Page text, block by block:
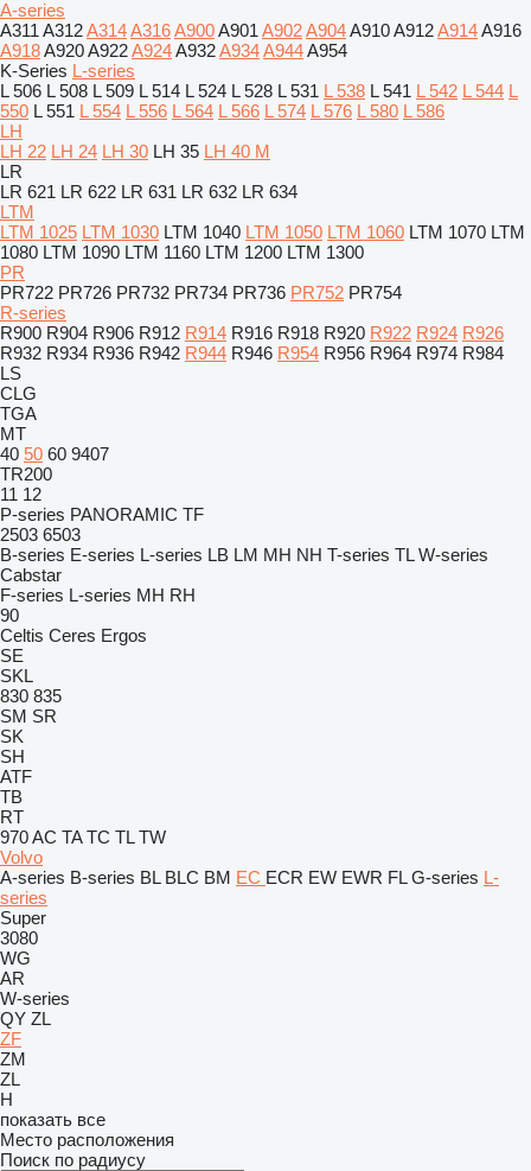
A-series
A311 A312A314A316A900A901 A902A904A910A912A914A916
A918A920A922A924A932A934A944A954
K-Series L-series
L 506 L 508 L 509 L 514 L 524 L 528 L 531 L 538 L 541 L 542 L 544 L
550 L 551 L 554 L 556 L 564 L 566 L 574 L 576 L 580 L 586
LH
LH 22 LH 24 LH 30 LH 35 LH 40 M
LR
LR 621 LR 622 LR 631 LR 632 LR 634
LTM
LTM 1025 LTM 1030 LTM 1040 LTM 1050 LTM 1060 LTM 1070 LTM
1080 LTM 1090 LTM 1160 LTM 1200 LTM 1300
PR
PR722 PR726 PR732 PR734 PR736 PR752 PR754
R-series
R900 R904 R906 R912 R914 R916 R918 R920 R922 R924 R926
R932 R934 R936 R942 R944 R946 R954 R956 R964 R974 R984
LS
CLG
TGA
MT
40 50 60 9407
TR200
11 12
P-series PANORAMIC TF
2503 6503
B-series E-series L-series LB LM MH NH T-series TL W-series
Cabstar
F-series L-series MH RH
90
Celtis Ceres Ergos
SE
SKL
830 835
SM SR
SK
SH
ATF
TB
RT
970AC TA TC TL TW
Volvo
A-series B-series BL BLC BM EC ECR EW EWR FL G-series L-
series
Super
3080
WG
AR
W-series
QY ZL
ZF
ZM
ZL
H
показать все
Место расположения
Поиск по радиусу